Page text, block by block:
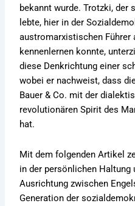
bekannt wurde. Trotzki, der
lebte, hier in der
austromarxistischen Führer
kennenlernen konnte,
diese Denkrichtung einer
wobei er nachweist, dass
Bauer & Co. mit der
revolutionären Spirit des
hat.
Mit dem folgenden Artikel
in der persönlichen
Ausrichtung zwischen
Generation der